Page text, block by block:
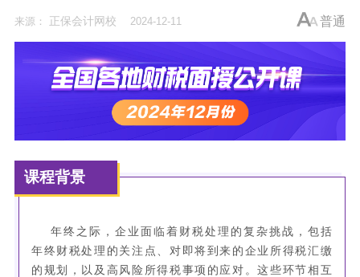
来源： 正保会计网校 2024-12-11 普通
课程背景
年终之际，企业面临着财税处理的复杂挑战，包括
年终财税处理的关注点、对即将到来的企业所得税汇缴
的规划，以及高风险所得税事项的应对。这些环节相互